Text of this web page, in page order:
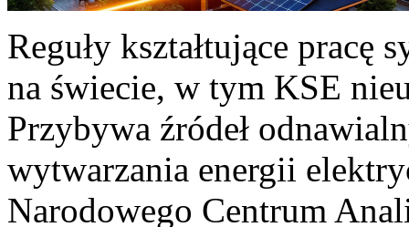
Reguły kształtujące pracę
na świecie, w tym KSE
Przybywa źródeł
wytwarzania energii
Narodowego Centrum